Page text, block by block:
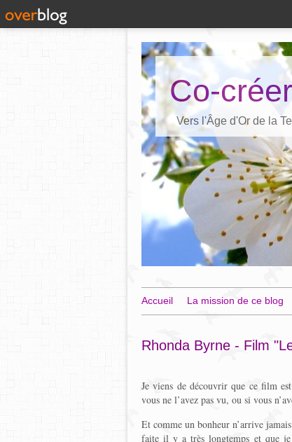
Co-
Vers l'Âge d'Or de la
Accueil La mission de ce blog
Rhonda Byrne - Film
Je viens de découvrir que ce film
vous ne l’avez pas vu, ou si vous
Et comme un bonheur n’arrive
faite il y a très longtemps et que